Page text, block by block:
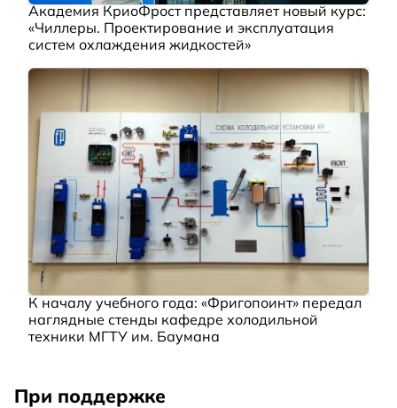
Академия КриоФрост представляет новый курс:
«Чиллеры. Проектирование и эксплуатация
систем охлаждения жидкостей»
К началу учебного года: «Фригопоинт» передал
наглядные стенды кафедре холодильной
техники МГТУ им. Баумана
При поддержке